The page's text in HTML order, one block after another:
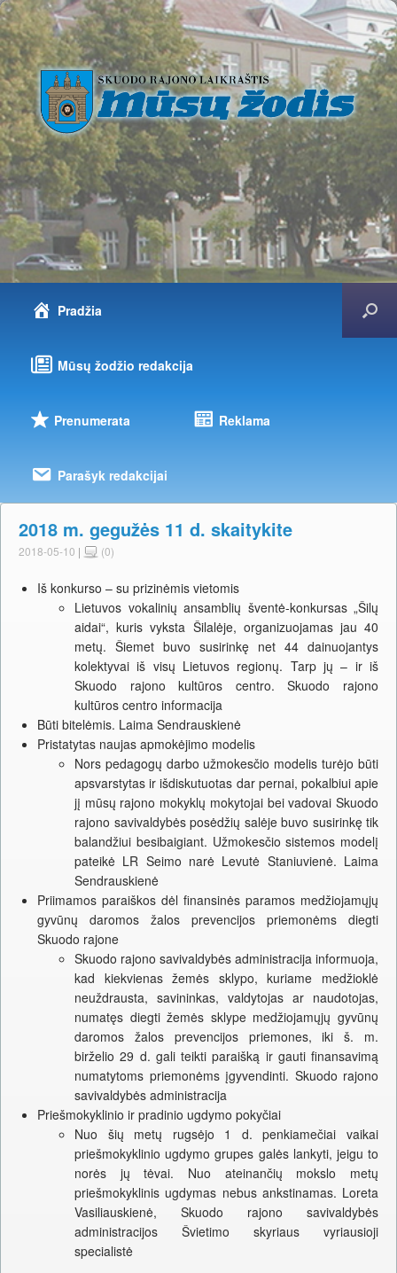
Pradžia
Mūsų žodžio redakcija
Prenumerata Reklama
Parašyk redakcijai
2018 m. gegužės 11 d. skaitykite
2018-05-10 | (0)
Iš konkurso – su prizinėmis vietomis
Lietuvos vokalinių ansamblių šventė-konkursas „Šilų
aidai“, kuris vyksta Šilalėje, organizuojamas jau 40
metų. Šiemet buvo susirinkę net 44 dainuojantys
kolektyvai iš visų Lietuvos regionų. Tarp jų – ir iš
Skuodo rajono kultūros centro. Skuodo rajono
kultūros centro informacija
Būti bitelėmis. Laima Sendrauskienė
Pristatytas naujas apmokėjimo modelis
Nors pedagogų darbo užmokesčio modelis turėjo būti
apsvarstytas ir išdiskutuotas dar pernai, pokalbiui apie
jį mūsų rajono mokyklų mokytojai bei vadovai Skuodo
rajono savivaldybės posėdžių salėje buvo susirinkę tik
balandžiui besibaigiant. Užmokesčio sistemos modelį
pateikė LR Seimo narė Levutė Staniuvienė. Laima
Sendrauskienė
Priimamos paraiškos dėl finansinės paramos medžiojamųjų
gyvūnų daromos žalos prevencijos priemonėms diegti
Skuodo rajone
Skuodo rajono savivaldybės administracija informuoja,
kad kiekvienas žemės sklypo, kuriame medžioklė
neuždrausta, savininkas, valdytojas ar naudotojas,
numatęs diegti žemės sklype medžiojamųjų gyvūnų
daromos žalos prevencijos priemones, iki š. m.
birželio 29 d. gali teikti paraišką ir gauti finansavimą
numatytoms priemonėms įgyvendinti. Skuodo rajono
savivaldybės administracija
Priešmokyklinio ir pradinio ugdymo pokyčiai
Nuo šių metų rugsėjo 1 d. penkiamečiai vaikai
priešmokyklinio ugdymo grupes galės lankyti, jeigu to
norės jų tėvai. Nuo ateinančių mokslo metų
priešmokyklinis ugdymas nebus ankstinamas. Loreta
Vasiliauskienė, Skuodo rajono savivaldybės
administracijos Švietimo skyriaus vyriausioji
specialistė